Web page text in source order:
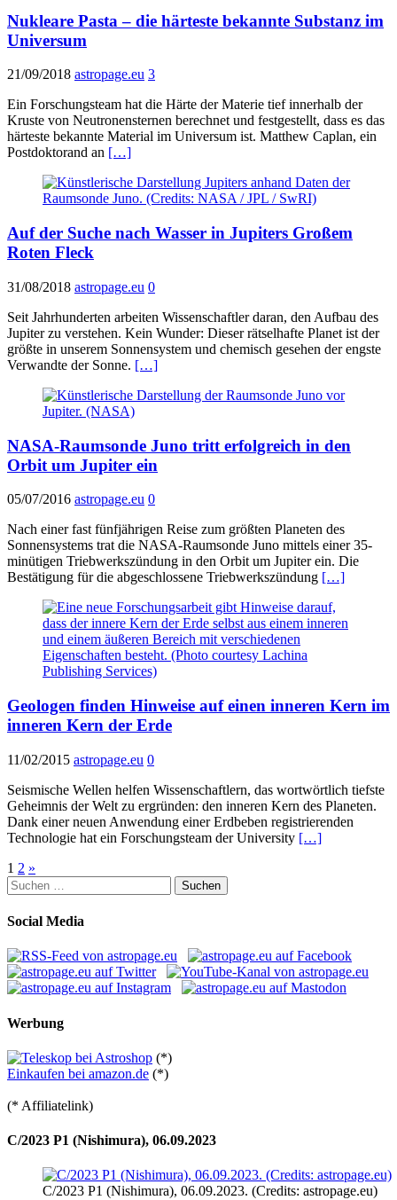
Nukleare Pasta – die härteste bekannte Substanz im
Universum
21/09/2018 astropage.eu 3
Ein Forschungsteam hat die Härte der Materie tief innerhalb der
Kruste von Neutronensternen berechnet und festgestellt, dass es das
härteste bekannte Material im Universum ist. Matthew Caplan, ein
Postdoktorand an […]
Auf der Suche nach Wasser in Jupiters Großem
Roten Fleck
31/08/2018 astropage.eu 0
Seit Jahrhunderten arbeiten Wissenschaftler daran, den Aufbau des
Jupiter zu verstehen. Kein Wunder: Dieser rätselhafte Planet ist der
größte in unserem Sonnensystem und chemisch gesehen der engste
Verwandte der Sonne. […]
NASA-Raumsonde Juno tritt erfolgreich in den
Orbit um Jupiter ein
05/07/2016 astropage.eu 0
Nach einer fast fünfjährigen Reise zum größten Planeten des
Sonnensystems trat die NASA-Raumsonde Juno mittels einer 35-
minütigen Triebwerkszündung in den Orbit um Jupiter ein. Die
Bestätigung für die abgeschlossene Triebwerkszündung […]
Geologen finden Hinweise auf einen inneren Kern im
inneren Kern der Erde
11/02/2015 astropage.eu 0
Seismische Wellen helfen Wissenschaftlern, das wortwörtlich tiefste
Geheimnis der Welt zu ergründen: den inneren Kern des Planeten.
Dank einer neuen Anwendung einer Erdbeben registrierenden
Technologie hat ein Forschungsteam der University […]
Seitennummerierung
der
Beiträge
1 2 »
Suchen
nach:
Social Media
Werbung
(*)
Einkaufen bei amazon.de (*)
(* Affiliatelink)
C/2023 P1 (Nishimura), 06.09.2023
C/2023 P1 (Nishimura), 06.09.2023. (Credits: astropage.eu)